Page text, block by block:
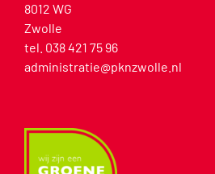
8012 WG
Zwolle
tel. 038 421 75 96
administratie@pknzwolle.nl